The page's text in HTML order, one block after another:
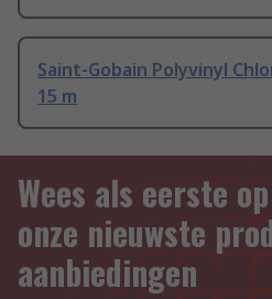
Saint-Gobain Polyvinyl
15 m
Wees als eerste
onze nieuwste
aanbiedingen